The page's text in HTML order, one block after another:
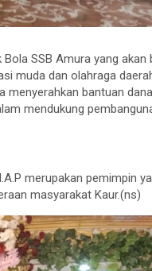
SSB Amura yang
muda dan olahraga
menyerahkan bantuan
mendukung
merupakan pemimpin
masyarakat Kaur.(ns)